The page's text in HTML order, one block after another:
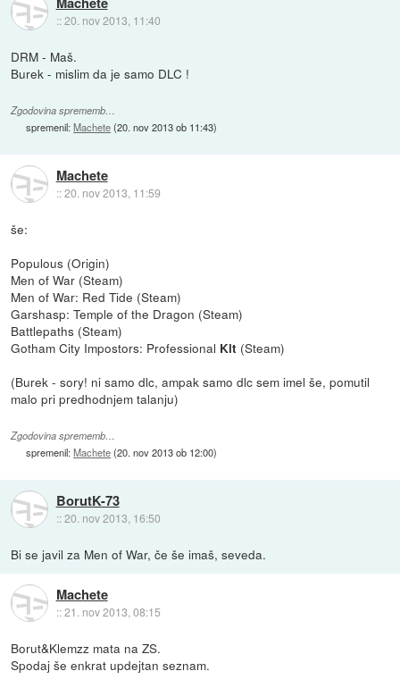
::20. nov 2013, 11:40
DRM - Maš.
Burek - mislim da je samo DLC !
Zgodovina sprememb…
spremenil:Machete(20. nov 2013 ob 11:43)
Machete
::20. nov 2013, 11:59
še:
Populous (Origin)
Men of War (Steam)
Men of War: Red Tide (Steam)
Garshasp: Temple of the Dragon (Steam)
Battlepaths (Steam)
Gotham City Impostors: Professional Kit (Steam)
(Burek - sory! ni samo dlc, ampak samo dlc sem imel še, pomutil
malo pri predhodnjem talanju)
Zgodovina sprememb…
spremenil:Machete(20. nov 2013 ob 12:00)
BorutK-73
::20. nov 2013, 16:50
Bi se javil za Men of War, če še imaš, seveda.
Machete
::21. nov 2013, 08:15
Borut&Klemzz mata na ZS.
Spodaj še enkrat updejtan seznam.